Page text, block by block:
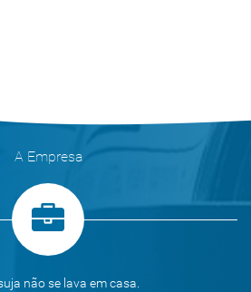
A Empresa
não se lava em casa.